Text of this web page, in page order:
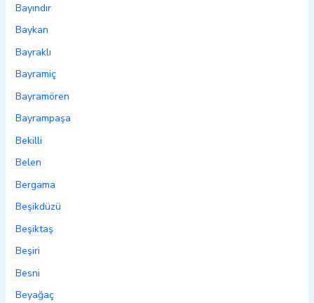
Bayındır
Baykan
Bayraklı
Bayramiç
Bayramören
Bayrampaşa
Bekilli
Belen
Bergama
Beşikdüzü
Beşiktaş
Beşiri
Besni
Beyağaç